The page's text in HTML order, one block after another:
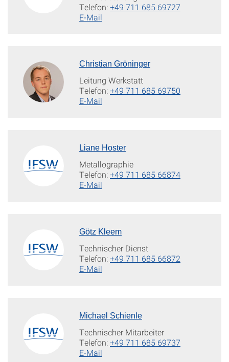
Telefon:+49 711 685 69727
E-Mail
Christian Gröninger
Leitung Werkstatt
Telefon:+49 711 685 69750
E-Mail
Liane Hoster
Metallographie
Telefon:+49 711 685 66874
E-Mail
Götz Kleem
Technischer Dienst
Telefon:+49 711 685 66872
E-Mail
Michael Schienle
Technischer Mitarbeiter
Telefon:+49 711 685 69737
E-Mail